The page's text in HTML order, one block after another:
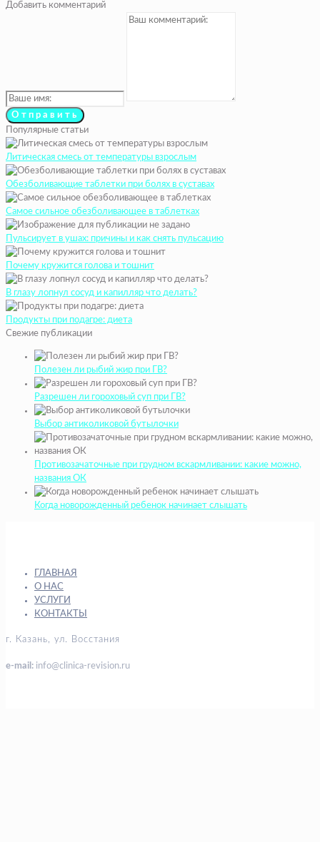
Добавить комментарий
Популярные статьи
Литическая смесь от температуры взрослым
Обезболивающие таблетки при болях в суставах
Самое сильное обезболивающее в таблетках
Пульсирует в ушах: причины и как снять пульсацию
Почему кружится голова и тошнит
В глазу лопнул сосуд и капилляр что делать?
Продукты при подагре: диета
Свежие публикации
Полезен ли рыбий жир при ГВ?
Разрешен ли гороховый суп при ГВ?
Выбор антиколиковой бутылочки
Противозачаточные при грудном вскармливании: какие можно,
названия ОК
Когда новорожденный ребенок начинает слышать
ГЛАВНАЯ
О НАС
УСЛУГИ
КОНТАКТЫ
г. Казань, ул. Восстания
e-mail: info@clinica-revision.ru